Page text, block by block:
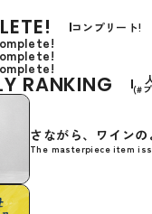
コンプリート!
RANKING (#
The masterpiece item
さながら、ワインの